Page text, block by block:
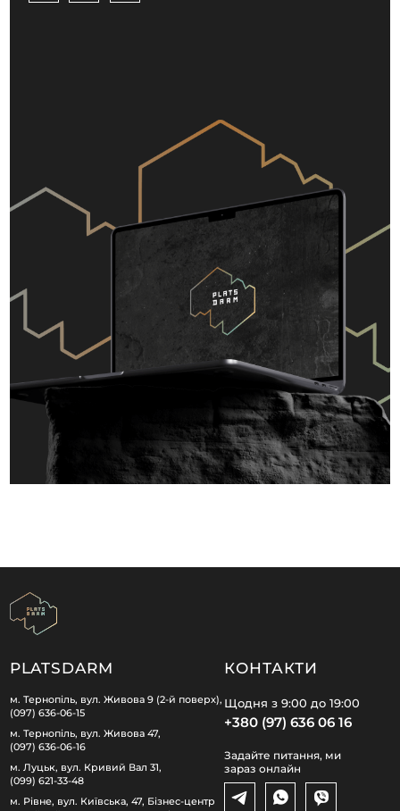
PLATSDARM
м. Тернопіль, вул. Живова 9 (2-й поверх),
(097) 636-06-15
м. Тернопіль, вул. Живова 47,
(097) 636-06-16
м. Луцьк, вул. Кривий Вал 31,
(099) 621-33-48
м. Рівне, вул. Київська, 47, Бізнес-центр
КОНТАКТИ
Щодня з 9:00 до 19:00
+380 (97) 636 06 16
Задайте питання, ми
зараз онлайн